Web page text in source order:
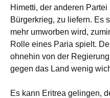
Himetti, der anderen
Bürgerkrieg, zu liefern. Es
mehr umworben wird,
Rolle eines Paria spielt.
ohnehin von der
gegen das Land wenig
Es kann Eritrea gelingen,